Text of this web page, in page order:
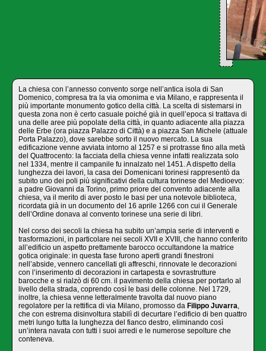
La chiesa con l’annesso convento sorge nell’antica isola di San
Domenico, compresa tra la via omonima e via Milano, e rappresenta il
più importante monumento gotico della città. La scelta di sistemarsi in
questa zona non è certo casuale poiché già in quell’epoca si trattava di
una delle aree più popolate della città, in quanto adiacente alla piazza
delle Erbe (ora piazza Palazzo di Città) e a piazza San Michele (attuale
Porta Palazzo), dove sarebbe sorto il nuovo mercato. La sua
edificazione venne avviata intorno al 1257 e si protrasse fino alla metà
del Quattrocento: la facciata della chiesa venne infatti realizzata solo
nel 1334, mentre il campanile fu innalzato nel 1451. A dispetto della
lunghezza dei lavori, la casa dei Domenicani torinesi rappresentò da
subito uno dei poli più significativi della cultura torinese del Medioevo:
a padre Giovanni da Torino, primo priore del convento adiacente alla
chiesa, va il merito di aver posto le basi per una notevole biblioteca,
ricordata già in un documento del 16 aprile 1266 con cui il Generale
dell’Ordine donava al convento torinese una serie di libri.
Nel corso dei secoli la chiesa ha subito un’ampia serie di interventi e
trasformazioni, in particolare nei secoli XVII e XVIII, che hanno conferito
all’edificio un aspetto prettamente barocco occultandone la matrice
gotica originale: in questa fase furono aperti grandi finestroni
nell’abside, vennero cancellati gli affreschi, rinnovate le decorazioni
con l’inserimento di decorazioni in cartapesta e sovrastrutture
barocche e si rialzò di 60 cm. il pavimento della chiesa per portarlo al
livello della strada, coprendo così le basi delle colonne. Nel 1729,
inoltre, la chiesa venne letteralmente travolta dal nuovo piano
regolatore per la rettifica di via Milano, promosso da Filippo Juvarra,
che con estrema disinvoltura stabilì di decurtare l’edificio di ben quattro
metri lungo tutta la lunghezza del fianco destro, eliminando così
un’intera navata con tutti i suoi arredi e le numerose sepolture che
conteneva.